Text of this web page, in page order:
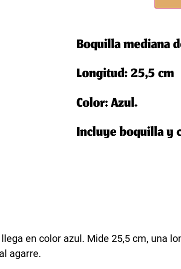
Boquilla mediana
Longitud: 25,5 cm
Color: Azul.
Incluye boquilla y
en color azul. Mide 25,5 cm, una
agarre.